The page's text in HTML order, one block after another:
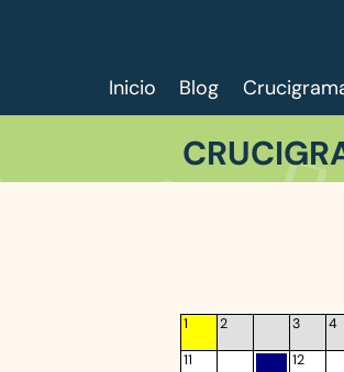
Inicio Blog
1 2 3 4
11 12